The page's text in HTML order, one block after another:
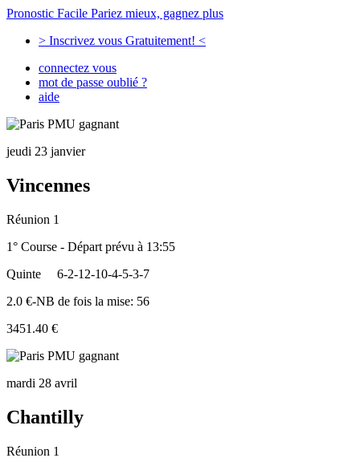
Pronostic Facile Pariez mieux, gagnez plus
> Inscrivez vous Gratuitement! <
connectez vous
mot de passe oublié ?
aide
jeudi 23 janvier
Vincennes
Réunion 1
1° Course - Départ prévu à 13:55
Quinte
6-2-12-10-4-5-3-7
2.0 €-NB de fois la mise: 56
3451.40 €
mardi 28 avril
Chantilly
Réunion 1